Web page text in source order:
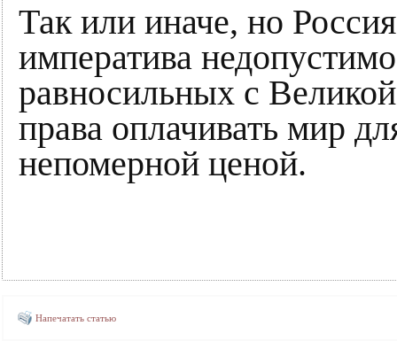
Так или иначе, но
императива
равносильных с
права оплачивать мир
непомерной ценой.
Напечатать статью